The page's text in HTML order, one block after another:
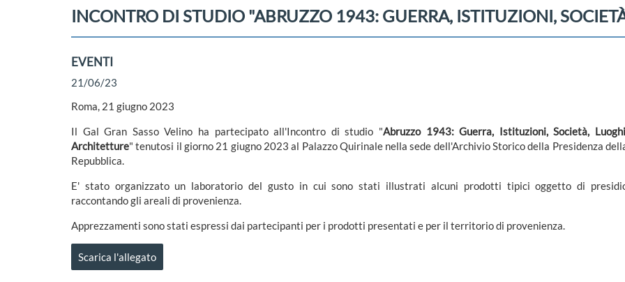
INCONTRO DI STUDIO "ABRUZZO 1943: GUERRA, ISTITUZIONI,
EVENTI
21/06/23
Roma, 21 giugno 2023
Il Gal Gran Sasso Velino ha partecipato all'Incontro di studio "Abruzzo 1943: Guerra, Istituzioni, Società,
Architetture" tenutosi il giorno 21 giugno 2023 al Palazzo Quirinale nella sede dell'Archivio Storico della Presidenza
Repubblica.
E' stato organizzato un laboratorio del gusto in cui sono stati illustrati alcuni prodotti tipici oggetto di
raccontando gli areali di provenienza.
Apprezzamenti sono stati espressi dai partecipanti per i prodotti presentati e per il territorio di provenienza.
Scarica l'allegato